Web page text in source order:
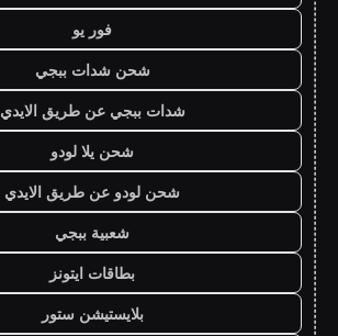
فور يو
شحن شدات ببجي
شدات ببجي عن طريق الايدي
شحن يلا لودو
شحن لودو عن طريق الايدي
شعبية ببجي
بطاقات ايتونز
بلايستيشن ستور